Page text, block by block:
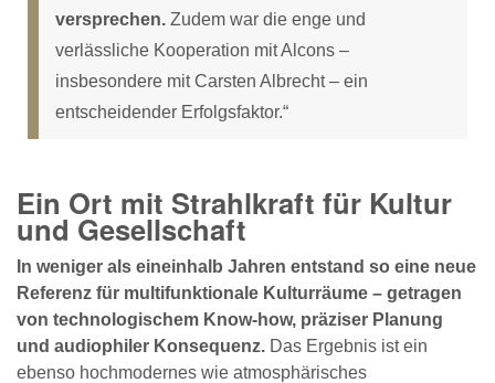
versprechen. Zudem war die enge und
verlässliche Kooperation mit Alcons –
insbesondere mit Carsten Albrecht – ein
entscheidender Erfolgsfaktor.“
Ein Ort mit Strahlkraft für Kultur
und Gesellschaft
In weniger als eineinhalb Jahren entstand so eine neue
Referenz für multifunktionale Kulturräume – getragen
von technologischem Know-how, präziser Planung
und audiophiler Konsequenz. Das Ergebnis ist ein
ebenso hochmodernes wie atmosphärisches